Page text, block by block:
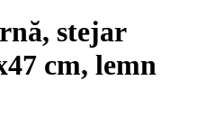
stejar
cm, lemn